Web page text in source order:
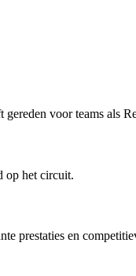
voor teams als
op het circuit.
prestaties en